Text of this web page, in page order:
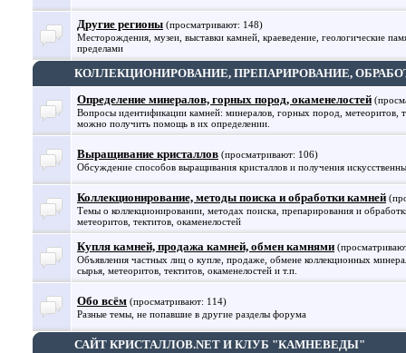
Другие регионы (просматривают: 148)
Месторождения, музеи, выставки камней, краеведение, геологические
пределами
КОЛЛЕКЦИОНИРОВАНИЕ, ПРЕПАРИРОВАНИЕ,
Определение минералов, горных пород, окаменелостей
Вопросы идентификации камней: минералов, горных пород, метеоритов,
можно получить помощь в их определении.
Выращивание кристаллов (просматривают: 106)
Обсуждение способов выращивания кристаллов и получения
Коллекционирование, методы поиска и обработки камней
Темы о коллекционировании, методах поиска, препарирования и
метеоритов, тектитов, окаменелостей
Купля камней, продажа камней, обмен камнями
Объявления частных лиц о купле, продаже, обмене коллекционных
сырья, метеоритов, тектитов, окаменелостей и т.п.
Обо всём (просматривают: 114)
Разные темы, не попавшие в другие разделы форума
САЙТ КРИСТАЛЛОВ.NET И КЛУБ "КАМНЕВЕДЫ"